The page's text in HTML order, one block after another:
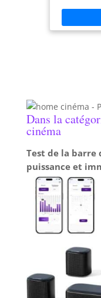
enceintes
total,
une
Dans la
cinéma
Test de la barre
puissance et